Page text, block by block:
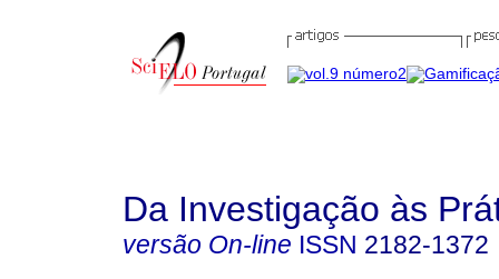
Da Investigação às
versão On-line ISSN 2182-1372